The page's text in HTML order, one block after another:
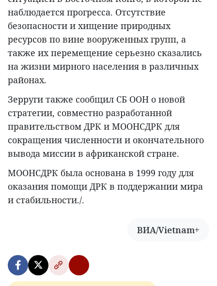
наблюдается прогресса. Отсутствие
безопасности и хищение природных
ресурсов по вине вооруженных групп, а
также их перемещение серьезно сказались
на жизни мирного населения в различных
районах.
Зерруги также сообщил СБ ООН о новой
стратегии, совместно разработанной
правительством ДРК и МООНСДРК для
сокращения численности и окончательного
вывода миссии в африканской стране.
МООНСДРК была основана в 1999 году для
оказания помощи ДРК в поддержании мира
и стабильности./.
ВИА/Vietnam+